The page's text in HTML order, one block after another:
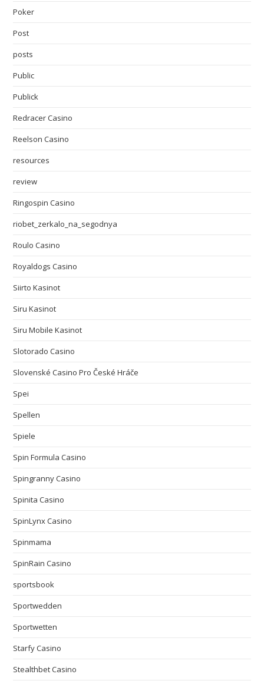
Poker
Post
posts
Public
Publick
Redracer Casino
Reelson Casino
resources
review
Ringospin Casino
riobet_zerkalo_na_segodnya
Roulo Casino
Royaldogs Casino
Siirto Kasinot
Siru Kasinot
Siru Mobile Kasinot
Slotorado Casino
Slovenské Casino Pro České Hráče
Spei
Spellen
Spiele
Spin Formula Casino
Spingranny Casino
Spinita Casino
SpinLynx Casino
Spinmama
SpinRain Casino
sportsbook
Sportwedden
Sportwetten
Starfy Casino
Stealthbet Casino